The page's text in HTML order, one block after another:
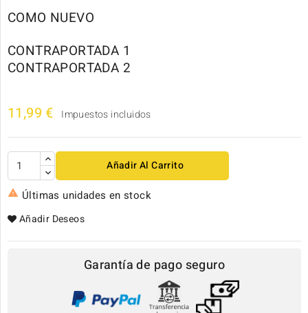
COMO NUEVO
CONTRAPORTADA 1
CONTRAPORTADA 2
11,99 € Impuestos incluidos
Añadir Al Carrito
 Últimas unidades en stock
Añadir Deseos
Garantía de pago seguro